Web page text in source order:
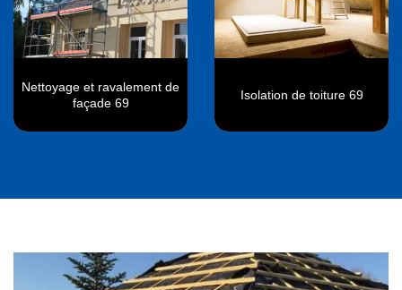
Nettoyage et ravalement de
façade 69
Isolation de toiture 69